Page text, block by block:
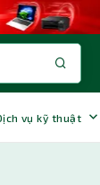
vụ kỹ thuật